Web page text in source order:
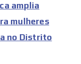
amplia
mulheres
no Distrito